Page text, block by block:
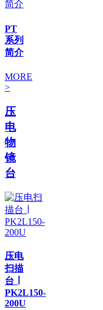
PT
系列
简介
MORE
>
压
电
物
镜
台
压电
扫描
台 ∣
PK2L150-
200U